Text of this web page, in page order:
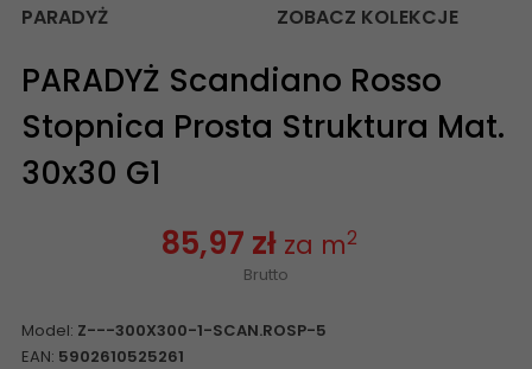
PARADYŻ ZOBACZ KOLEKCJE
PARADYŻ Scandiano Rosso
Stopnica Prosta Struktura Mat.
30x30 G1
85,97 zł za m2
Brutto
Model: Z---300X300-1-SCAN.ROSP-5
EAN: 5902610525261